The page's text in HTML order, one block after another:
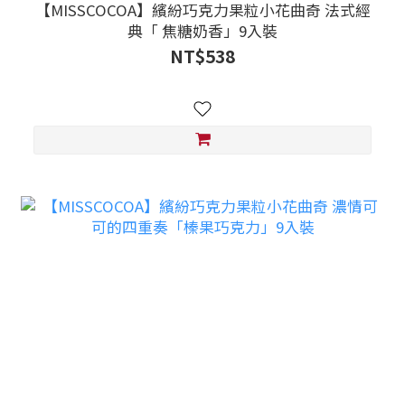
【MISSCOCOA】繽紛巧克力果粒小花曲奇 法式經
典「 焦糖奶香」9入裝
NT$538